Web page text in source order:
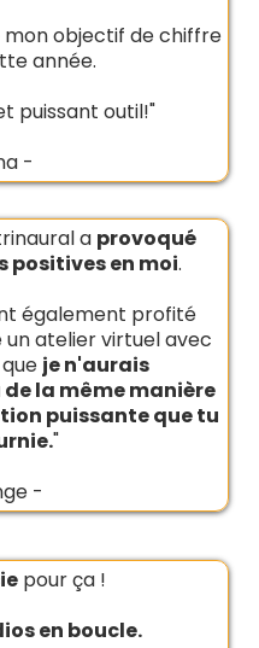
objectif de chiffre
année.
puissant outil!"
-
a provoqué
positives en moi.
également profité
atelier virtuel avec
je n'aurais
la même manière
puissante que tu
"
-
pour ça !
en boucle.